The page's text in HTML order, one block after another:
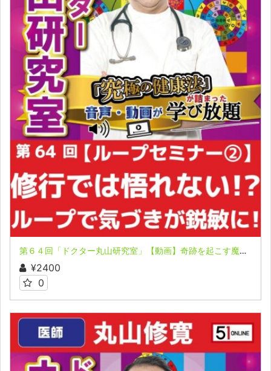
第６４回「ドクター丸山研究室」【動画】奇跡を起こす魔法のループ セミナー ②
¥2400
0